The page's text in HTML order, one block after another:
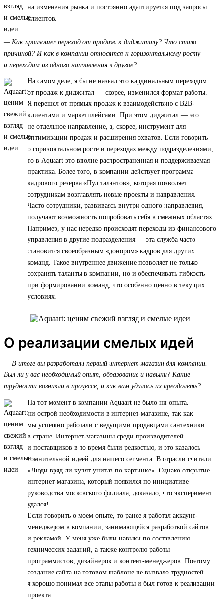
на изменения рынка и постоянно адаптируется под запросы
клиентов.
— Как произошел переход от продаж к диджиталу? Что стало
причиной? И как в компании относятся к горизонтальному росту
и переходам из одного направления в другое?
На самом деле, я бы не назвал это кардинальным переходом
от продаж к диджитал — скорее, изменился формат работы.
Я перешел от прямых продаж к взаимодействию с B2B-
клиентами и маркетплейсами. При этом диджитал — это
не отдельное направление, а, скорее, инструмент для
оптимизации продаж и расширения охватов. Если говорить
о горизонтальном росте и переходах между подразделениями,
то в Aquaart это вполне распространенная и поддерживаемая
практика. Более того, в компании действует программа
кадрового резерва «Пул талантов», которая позволяет
сотрудникам возглавлять новые проекты и направления.
Часто сотрудники, развиваясь внутри одного направления,
получают возможность попробовать себя в смежных областях.
Например, у нас нередко происходят переходы из финансового
управления в другие подразделения — эта служба часто
становится своеобразным «донором» кадров для других
команд. Такое внутреннее движение позволяет не только
сохранять таланты в компании, но и обеспечивать гибкость
при формировании команд, что особенно ценно в текущих
условиях.
О реализации смелых идей
— В итоге вы разработали первый интернет-магазин для компании.
Был ли у вас необходимый опыт, образование и навыки? Какие
трудности возникли в процессе, и как вам удалось их преодолеть?
На тот момент в компании Aquaart не было ни опыта,
ни острой необходимости в интернет-магазине, так как
мы успешно работали с ведущими продавцами сантехники
в стране. Интернет-магазины среди производителей
и поставщиков в то время были редкостью, и это казалось
сомнительной идеей для нашего сегмента. В отрасли считали:
«Люди вряд ли купят унитаз по картинке». Однако открытие
интернет-магазина, который появился по инициативе
руководства московского филиала, доказало, что эксперимент
удался!
Если говорить о моем опыте, то ранее я работал аккаунт-
менеджером в компании, занимающейся разработкой сайтов
и рекламой. У меня уже были навыки по составлению
технических заданий, а также контролю работы
программистов, дизайнеров и контент-менеджеров. Поэтому
создание сайта на готовом шаблоне не вызвало трудностей —
я хорошо понимал все этапы работы и был готов к реализации
проекта.